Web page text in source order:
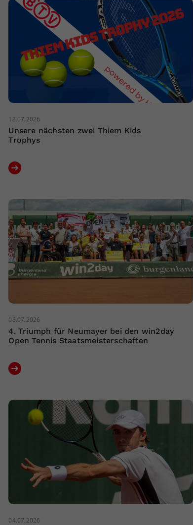
13.07.2026
Unsere nächsten zwei Thiem Kids
Trophys
05.07.2026
4. Triumph für Neumayer bei den win2day
Open Tennis Staatsmeisterschaften
04.07.2026